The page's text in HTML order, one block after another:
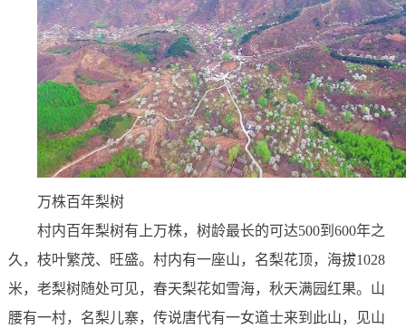
万株百年梨树
村内百年梨树有上万株，树龄最长的可达500到600年之
久，枝叶繁茂、旺盛。村内有一座山，名梨花顶，海拔1028
米，老梨树随处可见，春天梨花如雪海，秋天满园红果。山
腰有一村，名梨儿寨，传说唐代有一女道士来到此山，见山